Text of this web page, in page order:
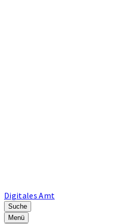
Digitales Amt
Suche
Menü